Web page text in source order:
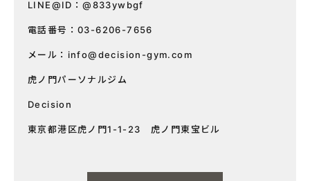
LINE@ID：@833ywbgf
電話番号：03-6206-7656
メール： info@decision-gym.com
虎ノ門パーソナルジム
Decision
東京都港区虎ノ門1-1-23 虎ノ門東宝ビル